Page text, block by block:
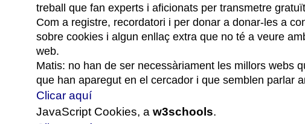
treball que fan experts i aficionats per transmetre
Com a registre, recordatori i per donar a donar-les a
sobre cookies i algun enllaç extra que no té a veure
web.
Matis: no han de ser necessàriament les millors webs
que han aparegut en el cercador i que semblen parlar
Clicar aquí
JavaScript Cookies, a w3schools.